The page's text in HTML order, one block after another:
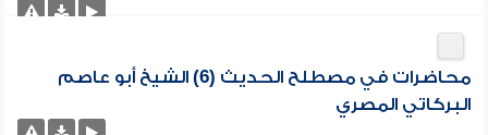
محاضرات في مصطلح الحديث (6) الشيخ أبو عاصم
البركاتي المصري